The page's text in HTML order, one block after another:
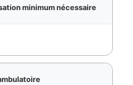
minimum nécessaire